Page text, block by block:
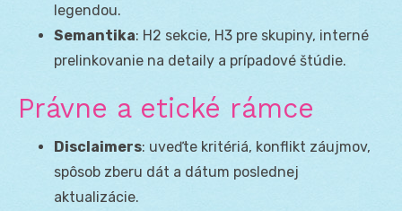
legendou.
Semantika: H2 sekcie, H3 pre skupiny, interné
prelinkovanie na detaily a prípadové štúdie.
Právne a etické rámce
Disclaimers: uveďte kritériá, konflikt záujmov,
spôsob zberu dát a dátum poslednej
aktualizácie.